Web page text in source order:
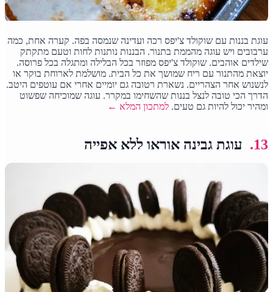
עוגת בננות עם שוקולד צ'יפס רכה ועדינה שנמסה בפה. קערה אחת, כמה
ערבובים ויש עוגה מהממת בתנור. הבננות נותנות לחות וטעם מתקתק
שילדים אוהבים. שוקולד צ'יפס מפוזר בכל הבלילה ומתגלה בכל פרוסה.
יוצאת מהתנור עם ריח שמושך את כל הבית. מושלמת לארוחת בוקר או
לנשנוש אחר הצהריים. נשארת רטובה גם יומיים אחרי אם עוטפים היטב.
הדרך הכי טובה לנצל בננות שהשחימו במקרר. עוגה שמוכיחה שפשוט
ומהיר יכול להיות גם טעים.למתכון המלא ←
13. עוגת גבינה אוראו ללא אפייה